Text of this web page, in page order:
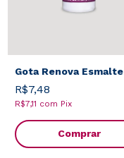
Gota Renova Esmalte
R$7,48
R$7,11 com Pix
Comprar